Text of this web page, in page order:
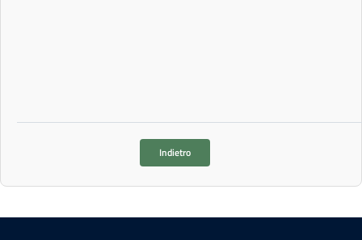
Indietro